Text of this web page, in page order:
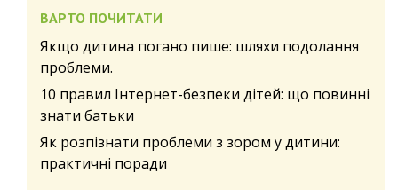
ВАРТО ПОЧИТАТИ
Якщо дитина погано пише: шляхи подолання
проблеми.
10 правил Інтернет-безпеки дітей: що повинні
знати батьки
Як розпізнати проблеми з зором у дитини:
практичні поради